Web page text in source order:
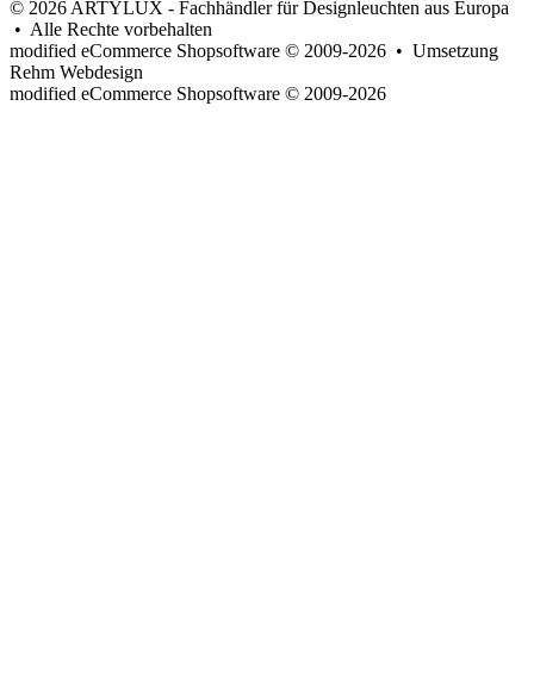
© 2026 ARTYLUX - Fachhändler für Designleuchten aus Europa
• Alle Rechte vorbehalten
modified eCommerce Shopsoftware © 2009-2026 • Umsetzung
Rehm Webdesign
modified eCommerce Shopsoftware © 2009-2026